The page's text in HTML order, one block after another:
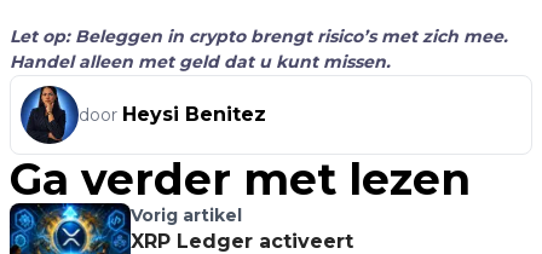
Let op: Beleggen in crypto brengt risico’s met zich mee.
Handel alleen met geld dat u kunt missen.
door Heysi Benitez
Ga verder met lezen
Vorig artikel
XRP Ledger activeert